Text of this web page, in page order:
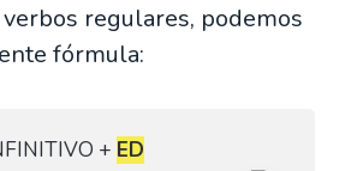
regulares, podemos
fórmula:
+ ED